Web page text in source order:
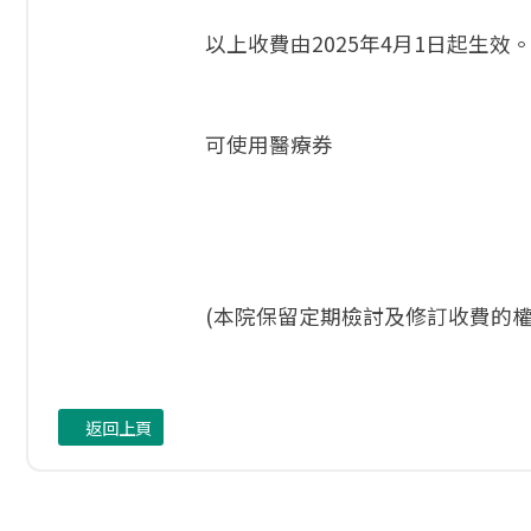
以上收費由2025年4月1日起生效。
可使用醫療券
(本院保留定期檢討及修訂收費的
返回上頁